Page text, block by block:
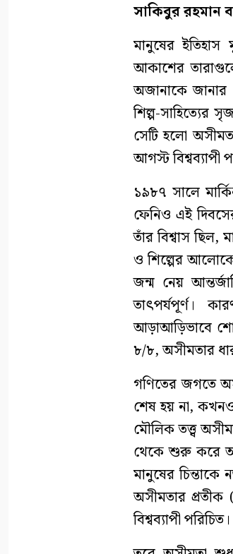
সাকিবুর রহমান
মানুষের
আকাশের
অজানাকে জানার
শিল্প-সাহিত্যের
সেটি হলো
আগস্ট বিশ্বব্যাপী
১৯৮৭ সালে
ফেনিও এই
তাঁর বিশ্বাস ছিল,
ও শিল্পের আলোকে
জন্ম নেয়
তাৎপর্যপূর্ণ।
আড়াআড়িভাবে
৮/৮, অসীমতার
গণিতের জগতে
শেষ হয় না, কখনও
মৌলিক তত্ত্ব
থেকে শুরু করে
মানুষের
অসীমতার
বিশ্বব্যাপী পরিচিত।